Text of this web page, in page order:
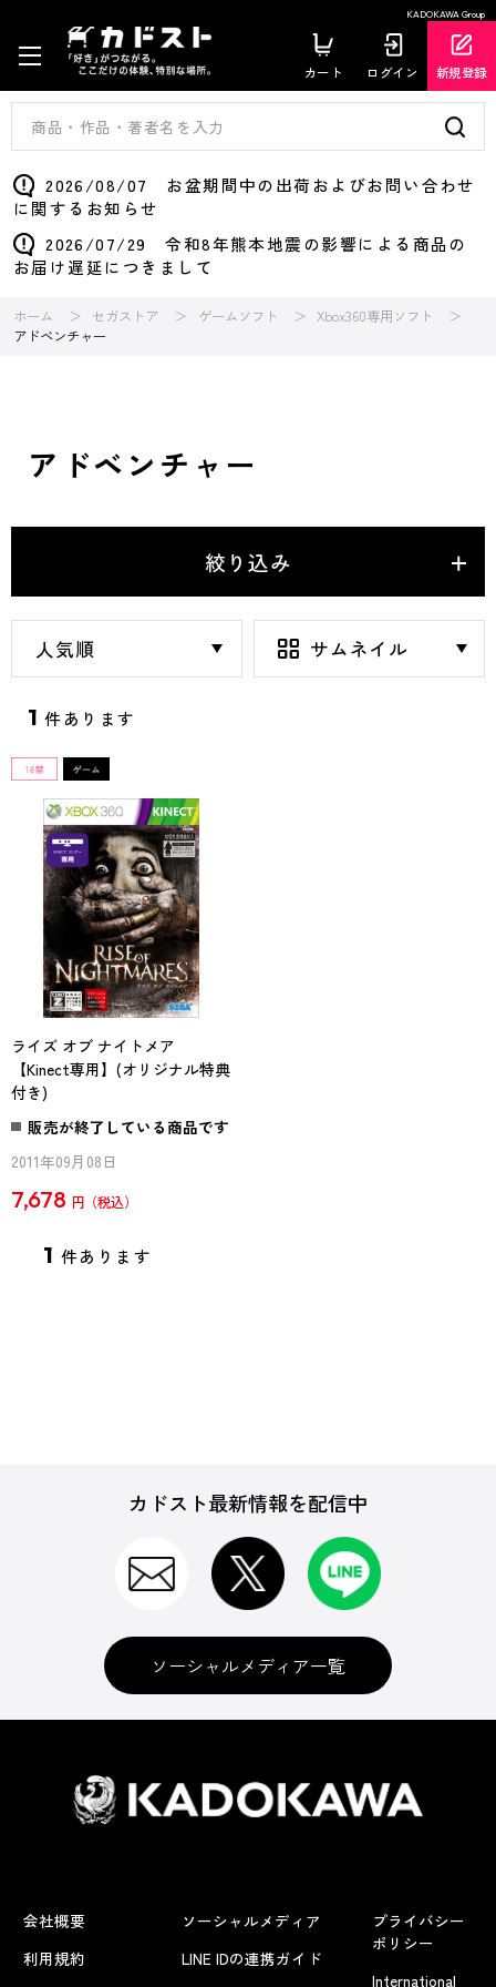
KADOKAWA Group
カート ログイン 新規登録
2026/08/07 お盆期間中の出荷およびお問い合わせ
に関するお知らせ
2026/07/29 令和8年熊本地震の影響による商品の
お届け遅延につきまして
ホーム セガストア ゲームソフト
Xbox360専用ソフト
アドベンチャー
アドベンチャー
絞り込み
1 件あります
ライズ オブ ナイトメア
【Kinect専用】(オリジナル特典
付き)
販売が終了している商品です
2011年09月08日
7,678 円
1 件あります
カドスト最新情報を配信中
ソーシャルメディア一覧
会社概要
利用規約
ソーシャルメディア
LINE IDの連携ガイド
プライバシー
ポリシー
International